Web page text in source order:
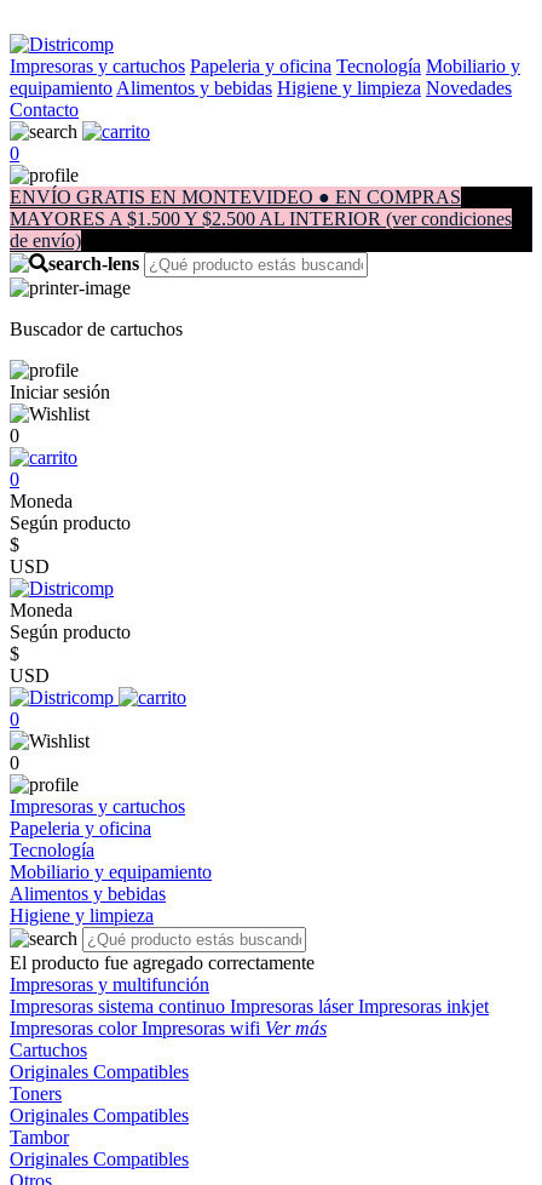
Impresoras y cartuchos Papeleria y oficina Tecnología Mobiliario y
equipamiento Alimentos y bebidas Higiene y limpieza Novedades
Contacto
0
ENVÍO GRATIS EN MONTEVIDEO ● EN COMPRAS
MAYORES A $1.500 Y $2.500 AL INTERIOR (ver condiciones
de envío)
Buscador de cartuchos
Iniciar sesión
0
0
Moneda
Según producto
$
USD
Moneda
Según producto
$
USD
0
0
Impresoras y cartuchos
Papeleria y oficina
Tecnología
Mobiliario y equipamiento
Alimentos y bebidas
Higiene y limpieza
El producto fue agregado correctamente
Impresoras y multifunción
Impresoras sistema continuo Impresoras láserImpresoras inkjet
Impresoras colorImpresoras wifi Ver más
Cartuchos
Originales Compatibles
Toners
Originales Compatibles
Tambor
Originales Compatibles
Otros